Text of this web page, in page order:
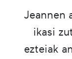
Jeannen
ikasi
ezteiak